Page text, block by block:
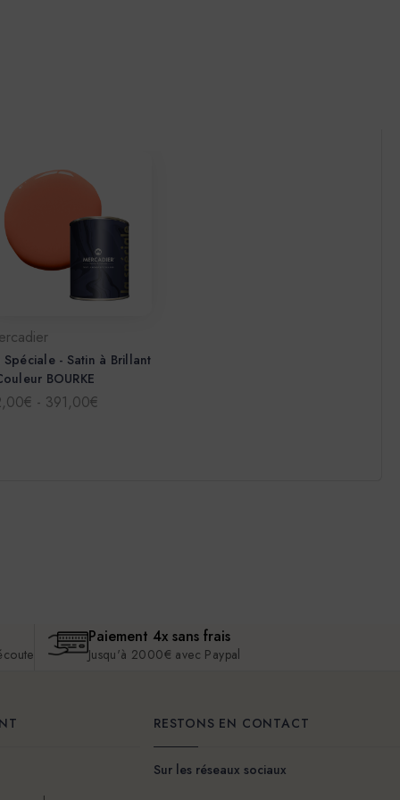
Spéciale - Satin à Brillant
BOURKE
- 391,00€
Paiement 4x sans frais
Jusqu'à 2000€ avec Paypal
RESTONS EN CONTACT
Sur les réseaux sociaux